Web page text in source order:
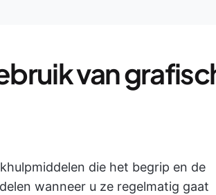
van
die het begrip en de
wanneer u ze regelmatig gaat